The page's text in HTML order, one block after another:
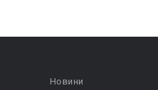
Новини